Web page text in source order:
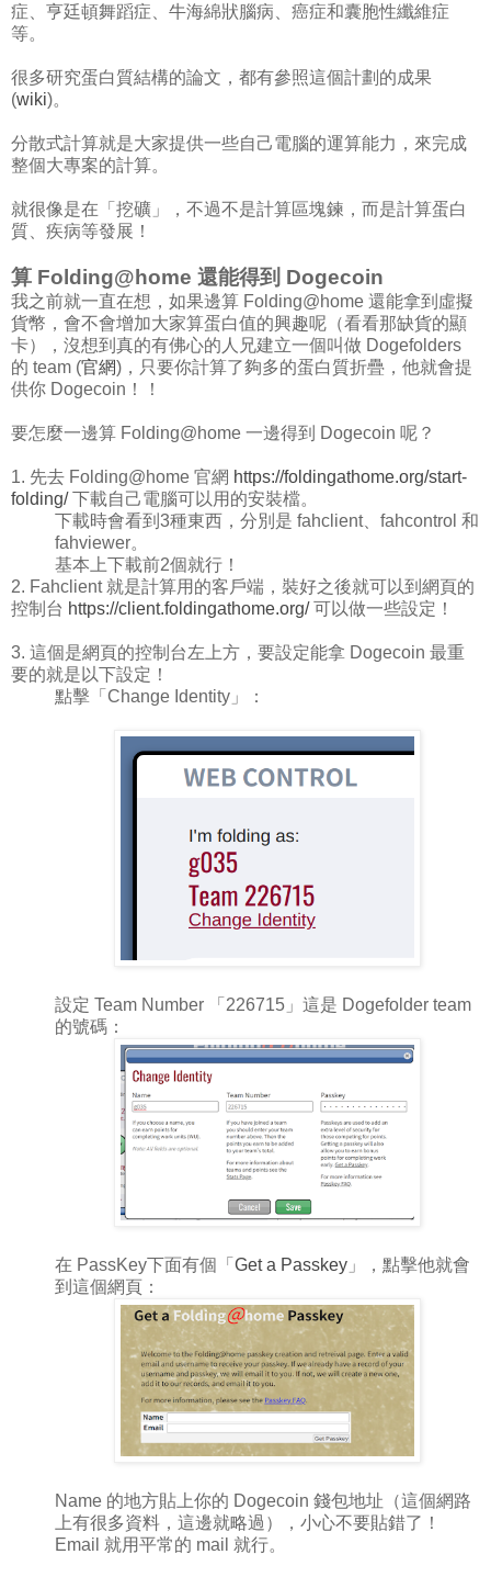
症、亨廷頓舞蹈症、牛海綿狀腦病、癌症和囊胞性纖維症
等。
很多研究蛋白質結構的論文，都有參照這個計劃的成果
(wiki)。
分散式計算就是大家提供一些自己電腦的運算能力，來完成
整個大專案的計算。
就很像是在「挖礦」，不過不是計算區塊鍊，而是計算蛋白
質、疾病等發展！
算 Folding@home 還能得到 Dogecoin
我之前就一直在想，如果邊算 Folding@home 還能拿到虛擬
貨幣，會不會增加大家算蛋白值的興趣呢（看看那缺貨的顯
卡），沒想到真的有佛心的人兄建立一個叫做 Dogefolders
的 team (官網)，只要你計算了夠多的蛋白質折疊，他就會提
供你 Dogecoin！！
要怎麼一邊算 Folding@home 一邊得到 Dogecoin 呢？
1. 先去 Folding@home 官網 https://foldingathome.org/start-
folding/下載自己電腦可以用的安裝檔。
下載時會看到3種東西，分別是 fahclient、fahcontrol 和
fahviewer。
基本上下載前2個就行！
2. Fahclient 就是計算用的客戶端，裝好之後就可以到網頁的
控制台 https://client.foldingathome.org/可以做一些設定！
3. 這個是網頁的控制台左上方，要設定能拿 Dogecoin 最重
要的就是以下設定！
點擊「Change Identity」：
設定 Team Number 「226715」這是 Dogefolder team
的號碼：
在 PassKey下面有個「 Get a Passkey 」，點擊他就會
到這個網頁：
Name 的地方貼上你的 Dogecoin 錢包地址（這個網路
上有很多資料，這邊就略過），小心不要貼錯了！
Email 就用平常的 mail 就行。